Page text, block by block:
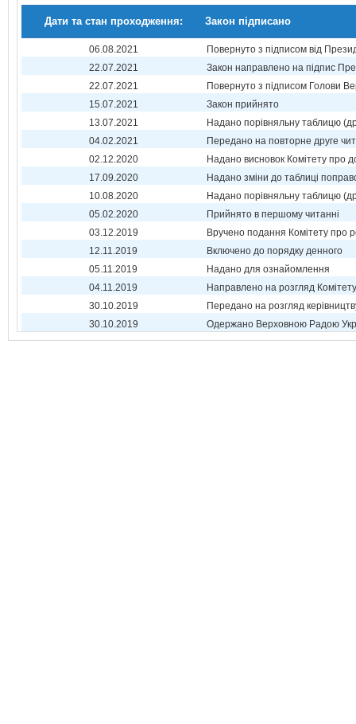
Дати та стан проходження: Закон підписано
06.08.2021
Повернуто з підписом від
22.07.2021
Закон направлено на підпис
22.07.2021
Повернуто з підписом Голови
15.07.2021
Закон прийнято
13.07.2021
Надано порівняльну таблицю
04.02.2021
Передано на повторне друге
02.12.2020
Надано висновок Комітету про
17.09.2020
Надано зміни до таблиці
10.08.2020
Надано порівняльну таблицю
05.02.2020
Прийнято в першому читанні
03.12.2019
Вручено подання Комітету про
12.11.2019
Включено до порядку денного
05.11.2019
Надано для ознайомлення
04.11.2019
Направлено на розгляд Комітету
30.10.2019
Передано на розгляд
30.10.2019
Одержано Верховною Радою